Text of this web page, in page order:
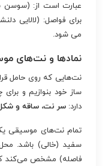
عبارت است از: (سوسن
برای فواصل: (لالایی
می شود.
نمادها و نت‌های
نت‌هایی که روی حامل
ساز خود بنوازیم و
دارد: سر نت، ساقه و
تمام نت‌های موسیقی
سفید (خالی) باشد.
فاصله) مشخص می‌کند که